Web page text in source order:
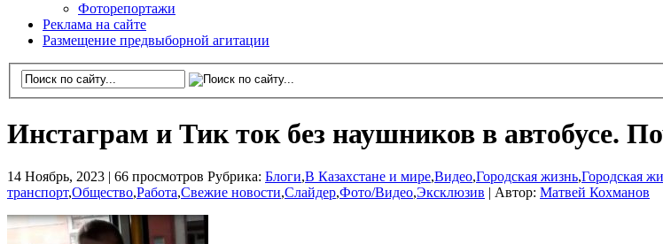
Фоторепортажи
Реклама на сайте
Размещение предвыборной агитации
Инстаграм и Тик ток без наушников в автобусе.
14 Ноябрь, 2023 | 66 просмотров Рубрика: Блоги,В Казахстане и мире,Видео,Городская жизнь,Городская
транспорт,Общество,Работа,Свежие новости,Слайдер,Фото/Видео,Эксклюзив Автор: Матвей Кохманов